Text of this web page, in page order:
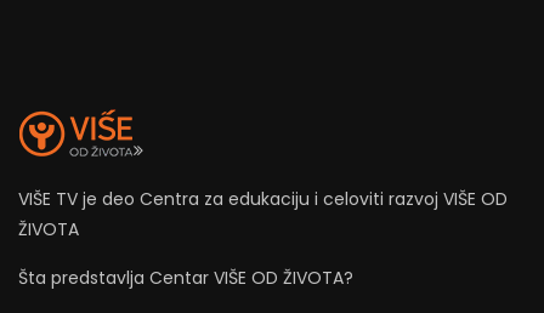
VIŠE TV je deo Centra za edukaciju i celoviti razvoj VIŠE OD
ŽIVOTA
Šta predstavlja Centar VIŠE OD ŽIVOTA?